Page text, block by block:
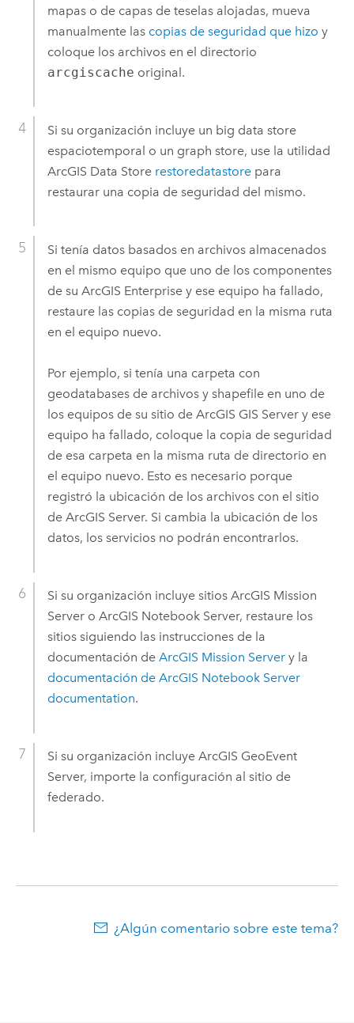
mapas o de capas de teselas alojadas, mueva
manualmente las copias de seguridad que hizo y
coloque los archivos en el directorio
arcgiscache original.
Si su organización incluye un big data store
espaciotemporal o un graph store, use la utilidad
ArcGIS Data Store restoredatastorepara
restaurar una copia de seguridad del mismo.
Si tenía datos basados en archivos almacenados
en el mismo equipo que uno de los componentes
de su ArcGIS Enterprisey ese equipo ha fallado,
restaure las copias de seguridad en la misma ruta
en el equipo nuevo.
Por ejemplo, si tenía una carpeta con
geodatabases de archivos y shapefile en uno de
los equipos de su sitio de ArcGIS GIS Servery ese
equipo ha fallado, coloque la copia de seguridad
de esa carpeta en la misma ruta de directorio en
el equipo nuevo. Esto es necesario porque
registró la ubicación de los archivos con el sitio
de ArcGIS Server. Si cambia la ubicación de los
datos, los servicios no podrán encontrarlos.
Si su organización incluye sitios ArcGIS Mission
Servero ArcGIS Notebook Server, restaure los
sitios siguiendo las instrucciones de la
documentación de ArcGIS Mission Servery la
documentación de ArcGIS Notebook Server
documentation.
Si su organización incluye ArcGIS GeoEvent
Server, importe la configuración al sitio de
federado.
¿Algún comentario sobre este tema?